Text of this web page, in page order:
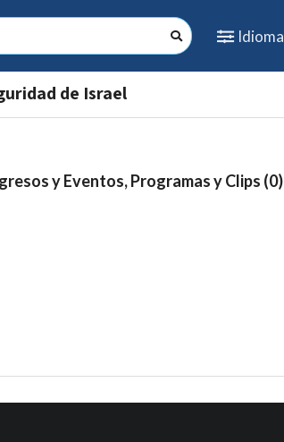
Idioma
de Israel
y Eventos, Programas y Clips (0)